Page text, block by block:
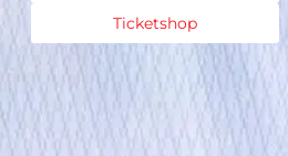
Ticketshop